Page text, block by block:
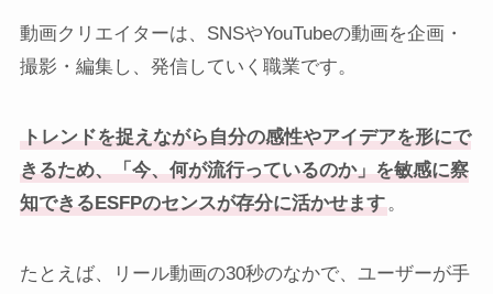
動画クリエイターは、SNSやYouTubeの動画を企画・
撮影・編集し、発信していく職業です。
トレンドを捉えながら自分の感性やアイデアを形にで
きるため、「今、何が流行っているのか」を敏感に察
知できるESFPのセンスが存分に活かせます。
たとえば、リール動画の30秒のなかで、ユーザーが手